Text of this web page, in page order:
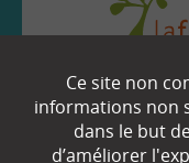
Ce site non
informations non
dans le but
d’améliorer